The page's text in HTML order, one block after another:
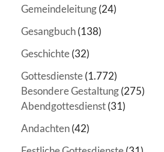
Gemeindeleitung(24)
Gesangbuch(138)
Geschichte(32)
Gottesdienste(1.772)
Besondere Gestaltung(275)
Abendgottesdienst(31)
Andachten(42)